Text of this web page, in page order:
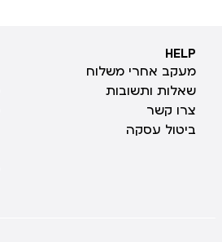
HELP
HELP
מעקב אחרי משלוח
שאלות ותשובות
צרו קשר
ביטול עסקה